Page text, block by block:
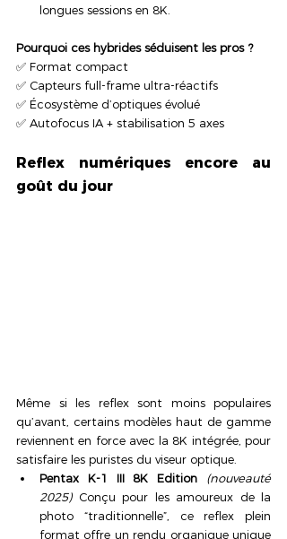
longues sessions en 8K.
Pourquoi ces hybrides séduisent les pros ?
✅ Format compact
✅ Capteurs full-frame ultra-réactifs
✅ Écosystème d’optiques évolué
✅ Autofocus IA + stabilisation 5 axes
Reflex numériques encore au
goût du jour
Même si les reflex sont moins populaires
qu’avant, certains modèles haut de gamme
reviennent en force avec la 8K intégrée, pour
satisfaire les puristes du viseur optique.
Pentax K-1 III 8K Edition
(nouveauté
2025) Conçu pour les amoureux de la
photo “traditionnelle”, ce reflex plein
format offre un rendu organique unique